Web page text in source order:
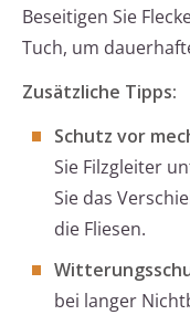
Beseitigen Sie
Tuch, um
Zusätzliche Tipps:
Schutz vor
Sie Filzgleiter
Sie das
die Fliesen.
bei langer